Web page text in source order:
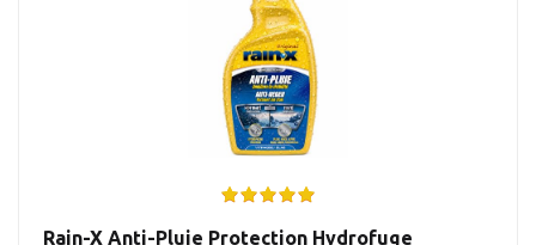
Rain-X Anti-Pluie Protection Hydrofuge